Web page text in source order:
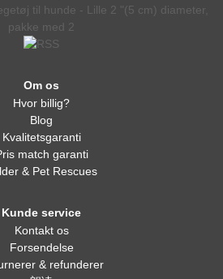
Om os
Hvor billig?
Blog
Kvalitetsgaranti
match garanti
& Pet Rescues
Kunde service
Kontakt os
Forsendelse
& refunderer